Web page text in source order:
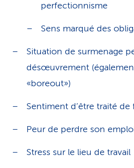
perfectionnisme
Sens marqué des
Situation de surmenage
désœuvrement
«boreout»)
Sentiment d’être traité
Peur de perdre son
Stress sur le lieu de travail